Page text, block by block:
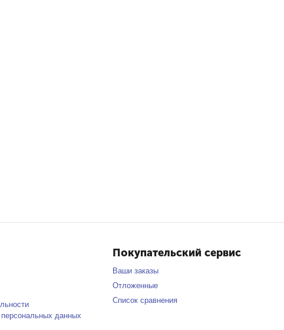
данных
Покупательский сервис
Ваши заказы
Отложенные
Список сравнения